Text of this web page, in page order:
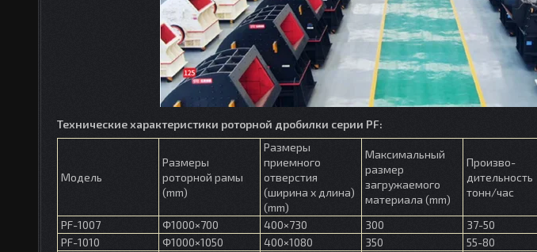
Технические характеристики роторной дробилки серии PF:
Модель
Размеры
роторной рамы
(mm)
Размеры
приемного
отверстия
(ширина х длина)
(mm)
Максимальный
размер
загружаемого
материала (mm)
Произво-
дительность
тонн/час
PF-1007 Φ1000×700 400×730 300 37-50
PF-1010
Φ1000×1050 400×1080 350 55-80